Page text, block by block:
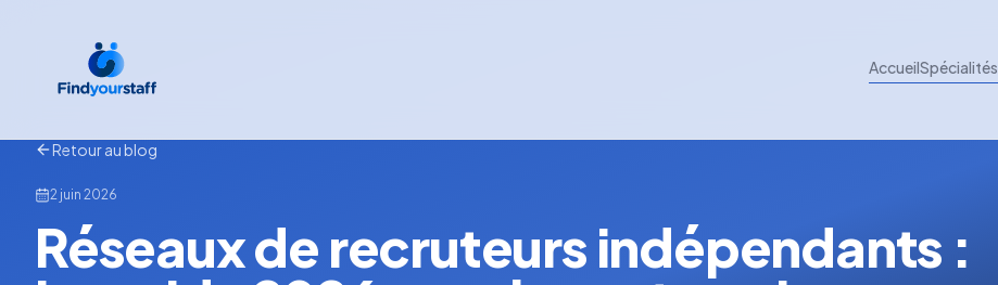
AccueilSpécialités
Retour au blog
2 juin 2026
Réseaux de recruteurs indépendants :